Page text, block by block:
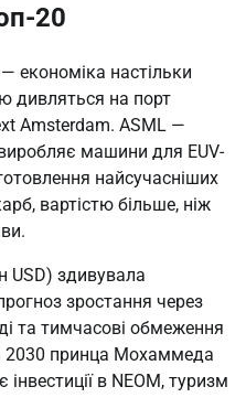
20
економіка настільки
дивляться на порт
Amsterdam. ASML —
машини для EUV-
найсучасніших
вартістю більше, ніж
USD) здивувала
зростання через
та тимчасові обмеження
2030 принца Мохаммеда
в NEOM, туризм